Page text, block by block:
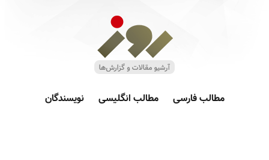
مطالب فارسی مطالب انگلیسی نویسندگان